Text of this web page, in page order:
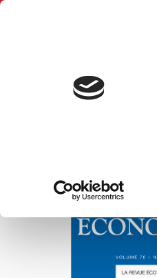
Home Revue